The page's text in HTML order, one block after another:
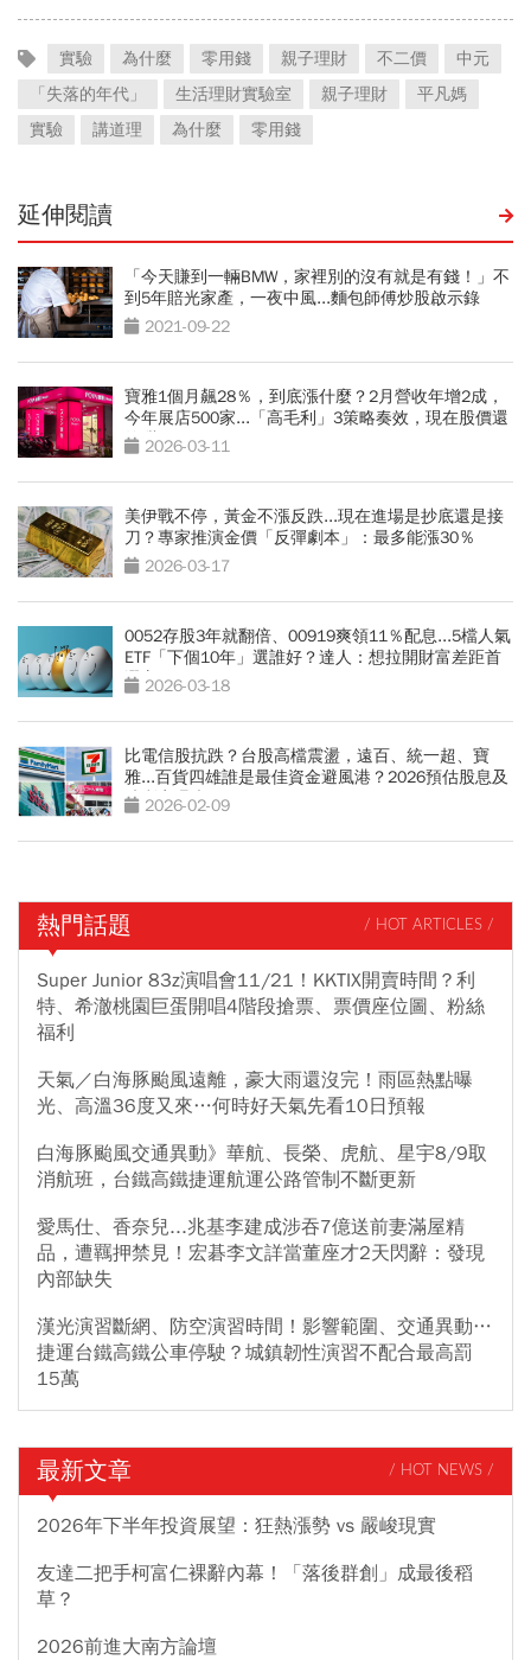
實驗 為什麼 零用錢 親子理財 不二價
中元
「失落的年代」
生活理財實驗室 親子理財
平凡媽
實驗
講道理 為什麼 零用錢
延伸閱讀
「今天賺到一輛BMW，家裡別的沒有就是有錢！」不
到5年賠光家產，一夜中風...麵包師傅炒股啟示錄
2021-09-22
寶雅1個月飆28％，到底漲什麼？2月營收年增2成，
今年展店500家...「高毛利」3策略奏效，現在股價還
夠甜？
2026-03-11
美伊戰不停，黃金不漲反跌...現在進場是抄底還是接
刀？專家推演金價「反彈劇本」：最多能漲30％
2026-03-17
0052存股3年就翻倍、00919爽領11％配息...5檔人氣
ETF「下個10年」選誰好？達人：想拉開財富差距首
選它2026-03-18
比電信股抗跌？台股高檔震盪，遠百、統一超、寶
雅...百貨四雄誰是最佳資金避風港？2026預估股息及
殖利率曝光
2026-02-09
熱門話題 / HOT ARTICLES /
Super Junior 83z演唱會11/21！KKTIX開賣時間？利
特、希澈桃園巨蛋開唱4階段搶票、票價座位圖、粉絲
福利
天氣／白海豚颱風遠離，豪大雨還沒完！雨區熱點曝
光、高溫36度又來…何時好天氣先看10日預報
白海豚颱風交通異動》華航、長榮、虎航、星宇8/9取
消航班，台鐵高鐵捷運航運公路管制不斷更新
愛馬仕、香奈兒...兆基李建成涉吞7億送前妻滿屋精
品，遭羈押禁見！宏碁李文詳當董座才2天閃辭：發現
內部缺失
漢光演習斷網、防空演習時間！影響範圍、交通異動…
捷運台鐵高鐵公車停駛？城鎮韌性演習不配合最高罰
15萬
最新文章 / HOT NEWS /
2026年下半年投資展望：狂熱漲勢 vs 嚴峻現實
友達二把手柯富仁裸辭內幕！「落後群創」成最後稻
草？
2026前進大南方論壇